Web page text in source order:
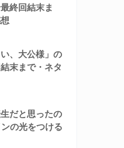
終回結末ま
い、大公様」の
末まで・ネタ
生だと思ったの
の光をつける